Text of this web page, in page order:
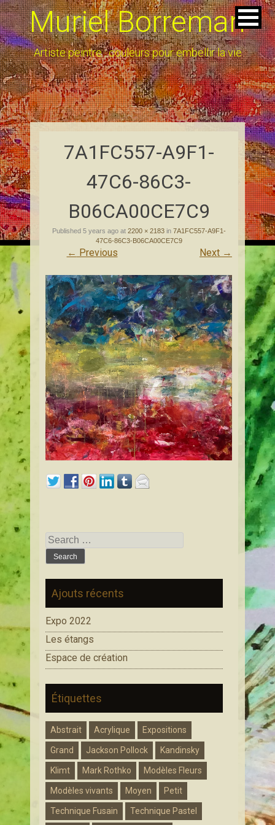
Muriel Borreman
Artiste peintre : couleurs pour embellir la vie
7A1FC557-A9F1-
47C6-86C3-
B06CA00CE7C9
Published 5 years agoat 2200 × 2183in 7A1FC557-A9F1-
47C6-86C3-B06CA00CE7C9
← Previous Next →
Search for:
Ajouts récents
Expo 2022
Les étangs
Espace de création
Étiquettes
Abstrait Acrylique Expositions
Grand Jackson Pollock Kandinsky
Klimt Mark Rothko Modèles Fleurs
Modèles vivants Moyen Petit
Technique Fusain Technique Pastel